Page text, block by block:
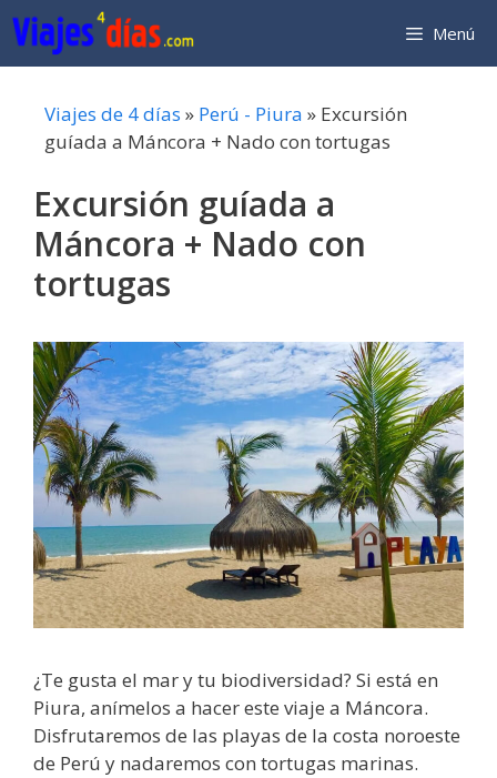
Saltar
al
contenido
Menú
Viajes de 4 días » Perú - Piura » Excursión
guíada a Máncora + Nado con tortugas
Excursión guíada a
Máncora + Nado con
tortugas
¿Te gusta el mar y tu biodiversidad? Si está en
Piura, anímelos a hacer este viaje a Máncora.
Disfrutaremos de las playas de la costa noroeste
de Perú y nadaremos con tortugas marinas.